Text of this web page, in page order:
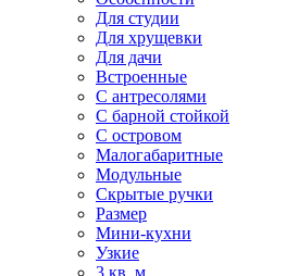
Для студии
Для хрущевки
Для дачи
Встроенные
С антресолями
С барной стойкой
С островом
Малогабаритные
Модульные
Скрытые ручки
Размер
Мини-кухни
Узкие
3 кв. м.